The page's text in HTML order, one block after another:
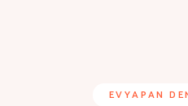
EVYAPAN